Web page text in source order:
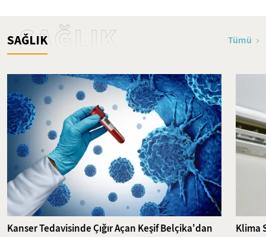
SAĞLIK
SAĞLIK Tümü
Kanser Tedavisinde Çığır Açan Keşif Belçika'dan
Klima